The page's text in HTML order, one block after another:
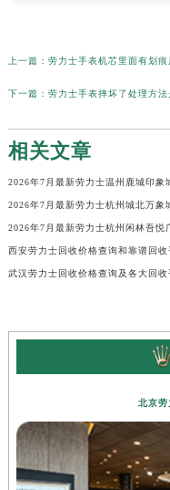
上一篇： 劳力士手表机芯里面有划痕
下一篇： 劳力士手表摔坏了处理方法
相关文章
北京